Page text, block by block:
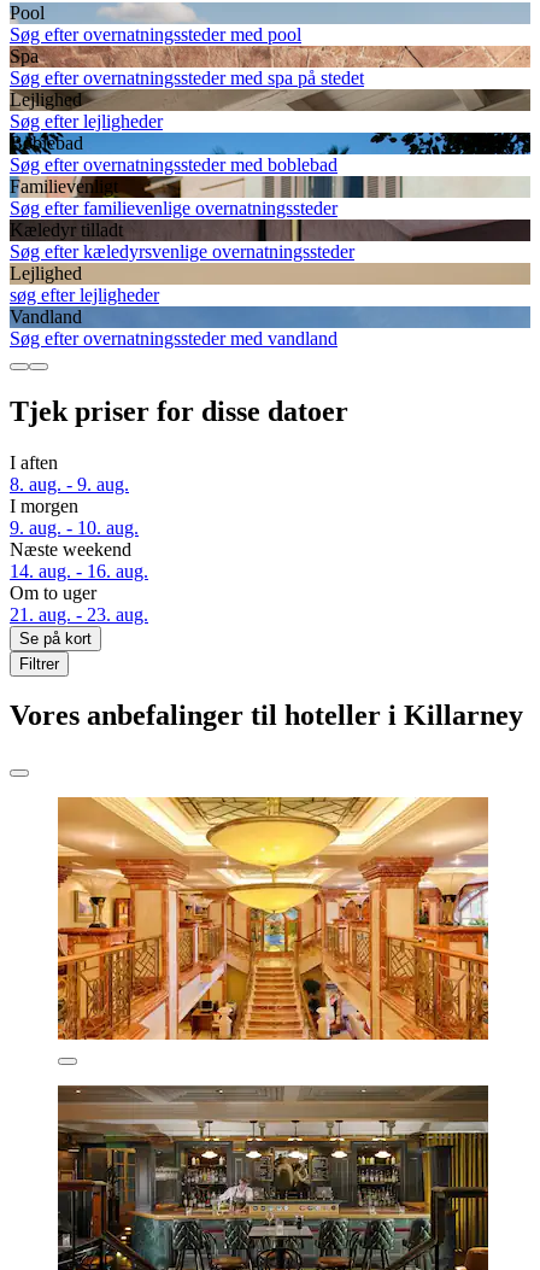
Pool
Søg efter overnatningssteder med pool
Spa
Søg efter overnatningssteder med spa på stedet
Lejlighed
Søg efter lejligheder
Boblebad
Søg efter overnatningssteder med boblebad
Familievenligt
Søg efter familievenlige overnatningssteder
Kæledyr tilladt
Søg efter kæledyrsvenlige overnatningssteder
Lejlighed
søg efter lejligheder
Vandland
Søg efter overnatningssteder med vandland
Tjek priser for disse datoer
I aften
8. aug. - 9. aug.
I morgen
9. aug. - 10. aug.
Næste weekend
14. aug. - 16. aug.
Om to uger
21. aug. - 23. aug.
Se på kort
Filtrer
Vores anbefalinger til hoteller i Killarney